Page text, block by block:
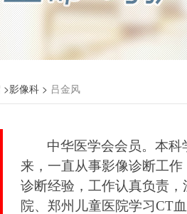
>影像科 > 吕金风
中华医学会会员。本科
来，一直从事影像诊断工
诊断经验，工作认真负责
院、郑州儿童医院学习CT